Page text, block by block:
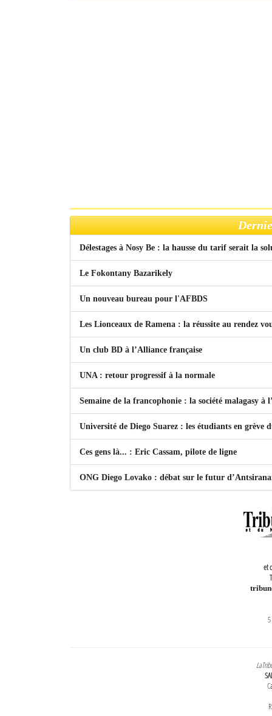
Délestages à Nosy Be : la hausse du tarif serait la
Le Fokontany Bazarikely
Un nouveau bureau pour l'AFBDS
Les Lionceaux de Ramena : la réussite au rendez
Un club BD à l’Alliance française
UNA : retour progressif à la normale
Semaine de la francophonie : la société malagasy à
Université de Diego Suarez : les étudiants en grève
Ces gens là... : Eric Cassam, pilote de ligne
ONG Diego Lovako : débat sur le futur
et